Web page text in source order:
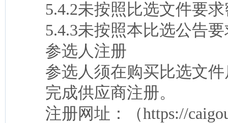
5.4.2未按照比选文件要
5.4.3未按照本比选公告
参选人注册
参选人须在购买比选文
完成供应商注册。
注册网址：（https://